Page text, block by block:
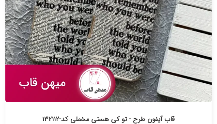
قاب آیفون طرح - تو کی هستی مخملی کد-۱۳۲۱۱۲